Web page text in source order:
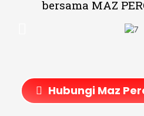
bersama MAZ
Hubungi Maz